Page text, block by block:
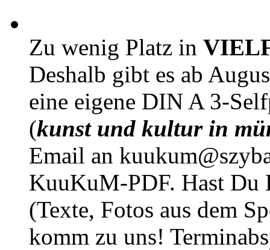
Zu wenig Platz in
Deshalb gibt es ab
eine eigene DIN A 3-
(kunst und kultur in
Email an
KuuKuM-PDF. Hast Du
(Texte, Fotos aus dem
komm zu uns!